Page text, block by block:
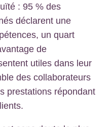
: 95 % des
déclarent une
un quart
de
utiles dans leur
des collaborateurs
prestations répondant